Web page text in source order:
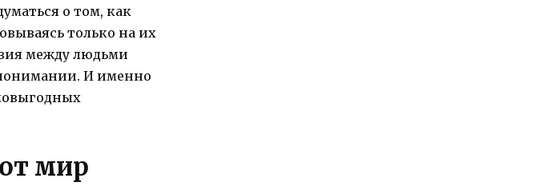
о том, как
только на их
между людьми
И именно
мир